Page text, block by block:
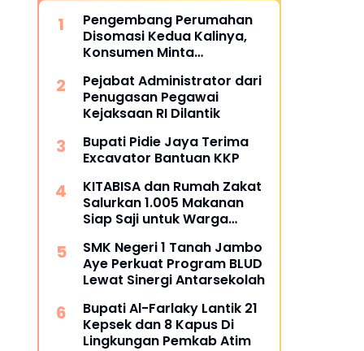
Pengembang Perumahan
Disomasi Kedua Kalinya,
Konsumen Minta
Juta
Pejabat Administrator dari
Penugasan Pegawai
Kejaksaan RI Dilantik
Bupati Pidie Jaya Terima
Excavator Bantuan KKP
KITABISA dan Rumah Zakat
Salurkan 1.005 Makanan
Siap Saji untuk Warga
SMK Negeri 1 Tanah Jambo
Aye Perkuat Program BLUD
Lewat Sinergi Antarsekolah
Bupati Al-Farlaky Lantik 21
Kepsek dan 8 Kapus Di
Lingkungan Pemkab Atim